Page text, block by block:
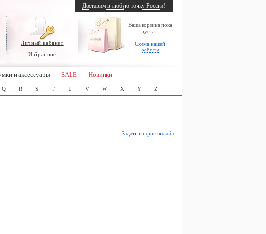
Личный кабинет
Избранное
Ваша корзина пока
пуста...
Схема нашей
работы
Доставим в любую точку России!
и аксессуары SALE Новинки
Q R S T U V W X Y Z
Задать вопрос онлайн